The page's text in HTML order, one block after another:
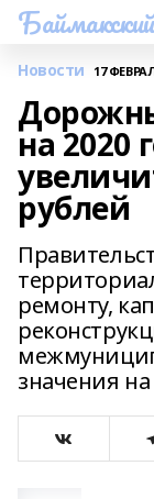
Новости 17
на 2020
рублей
ремонту,
значения на